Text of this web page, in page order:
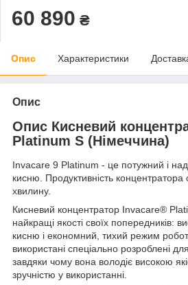
60 890 ₴
Опис Характеристики
Опис
Опис Кисневий
Platinum S (Німеччина)
Invacare 9 Platinum - це потужний і
кисню. Продуктивність концентратора
хвилину.
Кисневий концентратор Invacare®
найкращі якості своїх попередників:
кисню і економний, тихий режим
використані спеціально розроблені
завдяки чому вона володіє високою
зручністю у використанні.